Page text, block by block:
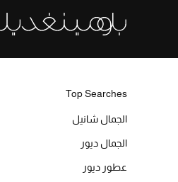
Top Searches
الجمال شانيل
الجمال ديور
عطور ديور